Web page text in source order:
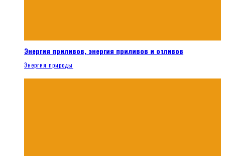
Энергия приливов, энергия приливов и отливов
Энергия природы